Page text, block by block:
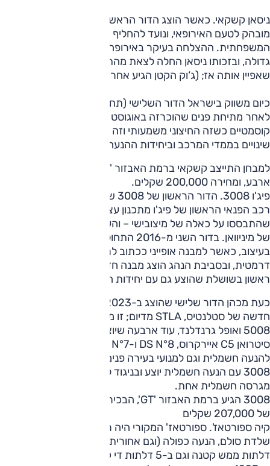
מובהק לטעם האירופאי, ונועד להחליף שם את המכונית
המשפחתית. ההצלחה בעיקר באירופה (אבל לא רק) הייתה
גדולה, ובזכותו ניסאן החלה לצאת מהתחום היעיל-אך-משמים
שאפיין אותה אז; (ג‘וק הקטן הגיע אחריו).
קוסמטיים כשזה החיצוני משמעותי וזה הפנימי מעט פחות. אין
שינויים בממדי המרכב וביחידות ההנעה.
למבחן התייצב קשקאי ברמת האבזור 'טקנה', השלישית מתוך
ארבע, ומחירה 200,000 שקלים.
רכב הפנאי הראשון של פיג'ו מתכנון עצמי – קדמו לו שני דגמים
שהתבססו על כאלה של מיצובישי – והעיצוב אז דמה מאוד לזה
של מיניוואן. בדור השני מ-2016 התחולל מהפך של ממש
בעיצוב, כאשר למבנה אופייני ככתוב לרכב פנאי הצטרפה הופעה
ראשון בשושלת שהוצע גם עם יחידות הנעה היברידיות-נטענות.
חדשה של סטלנטיס, STLA מדיום; זו משרתת כבר כיום את פיג'ו
5008 ואופל גרנדלנד, עוד ארבעה שיוצגו השנה: ג'יפ קומפאס,
להנעה חשמלית וגם למנועי בעירה פנימית. והדור הראשון של
3008 עם הנעה חשמלית יוצע ובניגוד לרוב המתחרים גם ביותר
מגרסה חשמלית אחת.
3008 הגיע ברמת האבזור 'GT', הבכירה מתוך שתיים ובמחיר
של 207,000 שקלים
קיה ספורטאז'. ספורטאז' המקורי היה רכב שטח אמיתי עם
דלתות ממש קטנה וגם ב-5 דלתות די קומפקטית. הוא הוצג